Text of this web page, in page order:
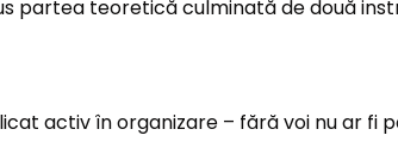
partea teoretică culminată de două
activ în organizare – fără voi nu ar fi